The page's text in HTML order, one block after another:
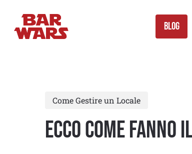
main
Blog
Come Gestire un Locale
Ecco come fanno